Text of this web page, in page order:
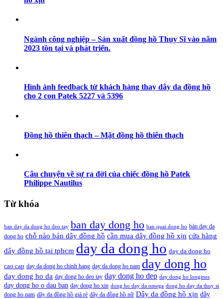
Ngành công nghiệp – Sản xuất đồng hồ Thụy Sĩ vào năm
2023 tồn tại và phát triển.
Hình ảnh feedback từ khách hàng thay dây da đồng hồ
cho 2 con Patek 5227 và 5396
Đồng hồ thiên thạch – Mặt đồng hồ thiên thạch
Câu chuyện về sự ra đời của chiếc đồng hồ Patek
Philippe Nautilus
Từ khóa
ban day da dong ho deo tay ban day dong ho ban quai dong ho bán day da
dong ho chỗ nào bán dây đồng hồ cần mua dây đồng hồ xịn cửa hàng
dây đồng hồ tại tphcm day da dong ho day da dong ho
cao cap day da dong ho chinh hang day da dong ho nam day dong ho
day dong ho da day dong ho deo tay day dong ho dep day dong ho longines
day dong ho o dau ban day dong ho xin dong ho day da omega dong ho day da thuy si
dong ho nam dây da đồng hồ giá rẻ dây da đồng hồ nữ Dây da đồng hồ xịn dây